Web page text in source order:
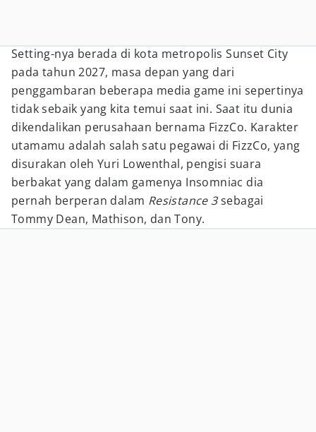
Setting-nya berada di kota metropolis Sunset City
pada tahun 2027, masa depan yang dari
penggambaran beberapa media game ini sepertinya
tidak sebaik yang kita temui saat ini. Saat itu dunia
dikendalikan perusahaan bernama FizzCo. Karakter
utamamu adalah salah satu pegawai di FizzCo, yang
disurakan oleh Yuri Lowenthal, pengisi suara
berbakat yang dalam gamenya Insomniac dia
pernah berperan dalam Resistance 3sebagai
Tommy Dean, Mathison, dan Tony.